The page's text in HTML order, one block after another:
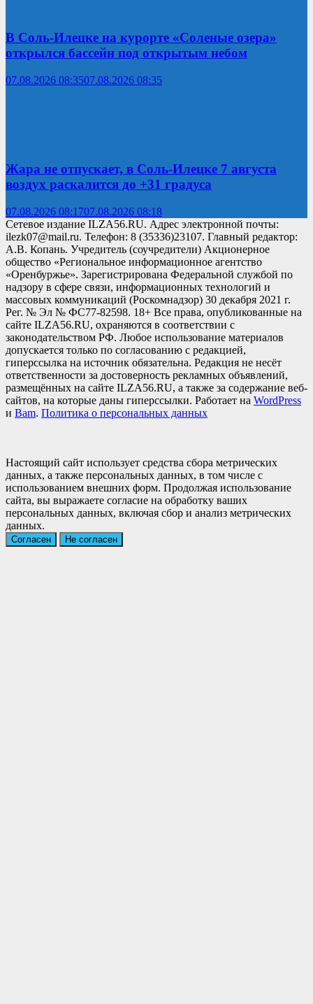
В Соль-Илецке на курорте «Соленые озера»
открылся бассейн под открытым небом
07.08.2026 08:3507.08.2026 08:35
Жара не отпускает, в Соль-Илецке 7 августа
воздух раскалится до +31 градуса
07.08.2026 08:1707.08.2026 08:18
Сетевое издание ILZA56.RU. Адрес электронной почты:
ilezk07@mail.ru. Телефон: 8 (35336)23107. Главный редактор:
А.В. Копань. Учредитель (соучредители) Акционерное
общество «Региональное информационное агентство
«Оренбуржье». Зарегистрирована Федеральной службой по
надзору в сфере связи, информационных технологий и
массовых коммуникаций (Роскомнадзор) 30 декабря 2021 г.
Рег. № Эл № ФС77-82598. 18+ Все права, опубликованные на
сайте ILZA56.RU, охраняются в соответствии с
законодательством РФ. Любое использование материалов
допускается только по согласованию с редакцией,
гиперссылка на источник обязательна. Редакция не несёт
ответственности за достоверность рекламных объявлений,
размещённых на сайте ILZA56.RU, а также за содержание веб-
сайтов, на которые даны гиперссылки. Работает на WordPress
и Bam. Политика о персональных данных
Настоящий сайт использует средства сбора метрических
данных, а также персональных данных, в том числе с
использованием внешних форм. Продолжая использование
сайта, вы выражаете согласие на обработку ваших
персональных данных, включая сбор и анализ метрических
данных.
Согласен Не согласен